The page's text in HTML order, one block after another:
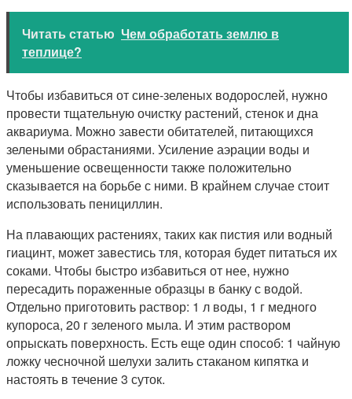
Читать статью Чем обработать землю в
теплице?
Чтобы избавиться от сине-зеленых водорослей, нужно
провести тщательную очистку растений, стенок и дна
аквариума. Можно завести обитателей, питающихся
зелеными обрастаниями. Усиление аэрации воды и
уменьшение освещенности также положительно
сказывается на борьбе с ними. В крайнем случае стоит
использовать пенициллин.
На плавающих растениях, таких как пистия или водный
гиацинт, может завестись тля, которая будет питаться их
соками. Чтобы быстро избавиться от нее, нужно
пересадить пораженные образцы в банку с водой.
Отдельно приготовить раствор: 1 л воды, 1 г медного
купороса, 20 г зеленого мыла. И этим раствором
опрыскать поверхность. Есть еще один способ: 1 чайную
ложку чесночной шелухи залить стаканом кипятка и
настоять в течение 3 суток.